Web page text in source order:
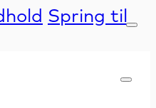
Spring til